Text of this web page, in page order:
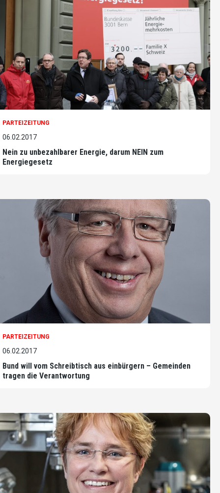
PARTEIZEITUNG
06.02.2017
Nein zu unbezahlbarer Energie, darum NEIN zum
Energiegesetz
PARTEIZEITUNG
06.02.2017
Bund will vom Schreibtisch aus einbürgern – Gemeinden
tragen die Verantwortung